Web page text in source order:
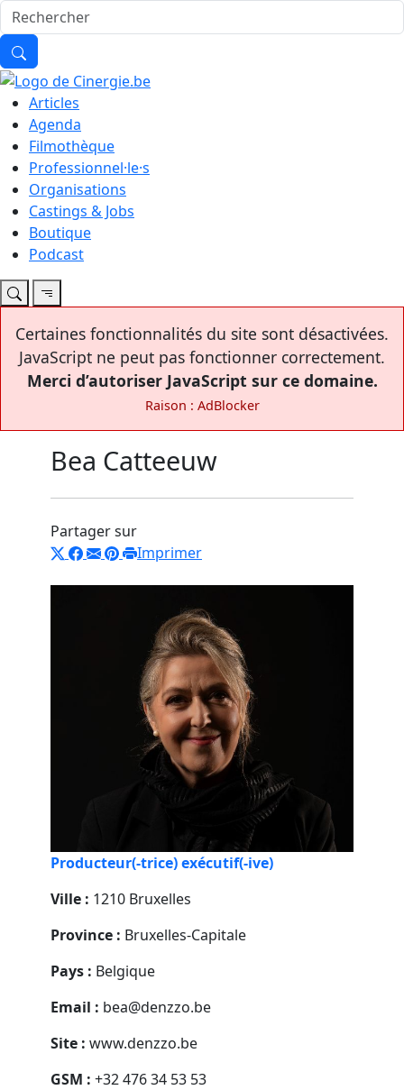
Articles
Agenda
Filmothèque
Professionnel·le·s
Organisations
Castings & Jobs
Boutique
Podcast
Certaines fonctionnalités du site sont désactivées.
JavaScript ne peut pas fonctionner correctement.
Merci d’autoriser JavaScript sur ce domaine.
Raison : AdBlocker
Bea Catteeuw
Partager sur
Imprimer
Producteur(-trice) exécutif(-ive)
Ville : 1210 Bruxelles
Province : Bruxelles-Capitale
Pays : Belgique
Email : bea@denzzo.be
Site : www.denzzo.be
GSM : +32 476 34 53 53